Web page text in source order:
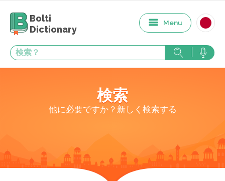
Bolti
Dictionary
Menu
検索
他に必要ですか？新しく検索する